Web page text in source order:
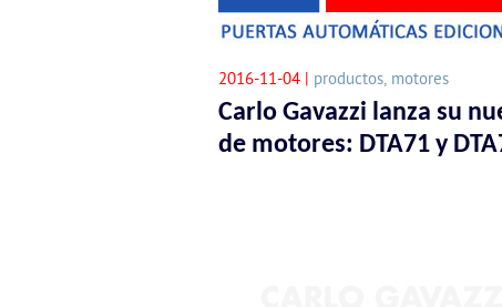
2016-11-04 | productos, motores
Carlo Gavazzi lanza su
de motores: DTA71 y